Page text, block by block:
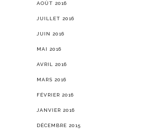
AOÛT 2016
JUILLET 2016
JUIN 2016
MAI 2016
AVRIL 2016
MARS 2016
FÉVRIER 2016
JANVIER 2016
DÉCEMBRE 2015